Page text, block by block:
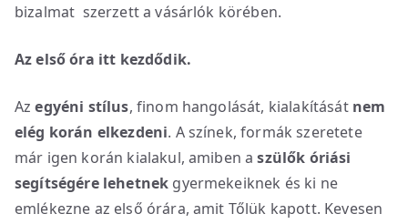
bizalmat szerzett a vásárlók körében.
Az első óra itt kezdődik.
Azegyéni stílus, finom hangolását, kialakítását nem
elég korán elkezdeni. A színek, formák szeretete
már igen korán kialakul, amiben aszülők óriási
segítségére lehetnek gyermekeiknek és ki ne
emlékezne az első órára, amit Tőlük kapott. Kevesen